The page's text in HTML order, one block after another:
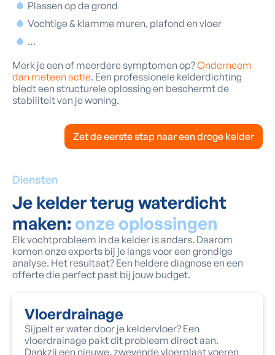
Plassen op de grond
Vochtige & klamme muren, plafond en vloer
…
Merk je een of meerdere symptomen op?Onderneem
dan meteen actie. Een professionele kelderdichting
biedt een structurele oplossing en beschermt de
stabiliteit van je woning.
Zet de eerste stap naar een droge kelder
Diensten
Je kelder terug waterdicht
maken: onze oplossingen
Elk vochtprobleem in de kelder is anders. Daarom
komen onze experts bij je langs voor een grondige
analyse. Het resultaat? Een heldere diagnose en een
offerte die perfect past bij jouw budget.
Vloerdrainage
Sijpelt er water door je keldervloer? Een
vloerdrainage pakt dit probleem direct aan.
Dankzij een nieuwe, zwevende vloerplaat voeren